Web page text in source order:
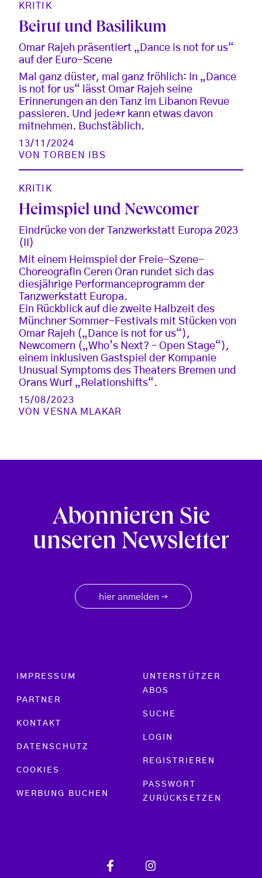
KRITIK
Beirut und Basilikum
Omar Rajeh präsentiert „Dance is not for us“
auf der Euro-Scene
Mal ganz düster, mal ganz fröhlich: In „Dance
is not for us“ lässt Omar Rajeh seine
Erinnerungen an den Tanz im Libanon Revue
passieren. Und jede*r kann etwas davon
mitnehmen. Buchstäblich.
13/11/2024
VON
TORBEN IBS
KRITIK
Heimspiel und Newcomer
Eindrücke von der Tanzwerkstatt Europa 2023
(II)
Mit einem Heimspiel der Freie-Szene-
Choreografin Ceren Oran rundet sich das
diesjährige Performanceprogramm der
Tanzwerkstatt Europa.
Ein Rückblick auf die zweite Halbzeit des
Münchner Sommer-Festivals mit Stücken von
Omar Rajeh („Dance is not for us“),
Newcomern („Who’s Next? – Open Stage“),
einem inklusiven Gastspiel der Kompanie
Unusual Symptoms des Theaters Bremen und
Orans Wurf „Relationshifts“.
15/08/2023
VONVESNA MLAKAR
Abonnieren Sie
unseren Newsletter
hier anmelden →
Footer menu
IMPRESSUM
PARTNER
KONTAKT
DATENSCHUTZ
COOKIES
WERBUNG BUCHEN
UNTERSTÜTZER
ABOS
SUCHE
LOGIN
REGISTRIEREN
PASSWORT
ZURÜCKSETZEN